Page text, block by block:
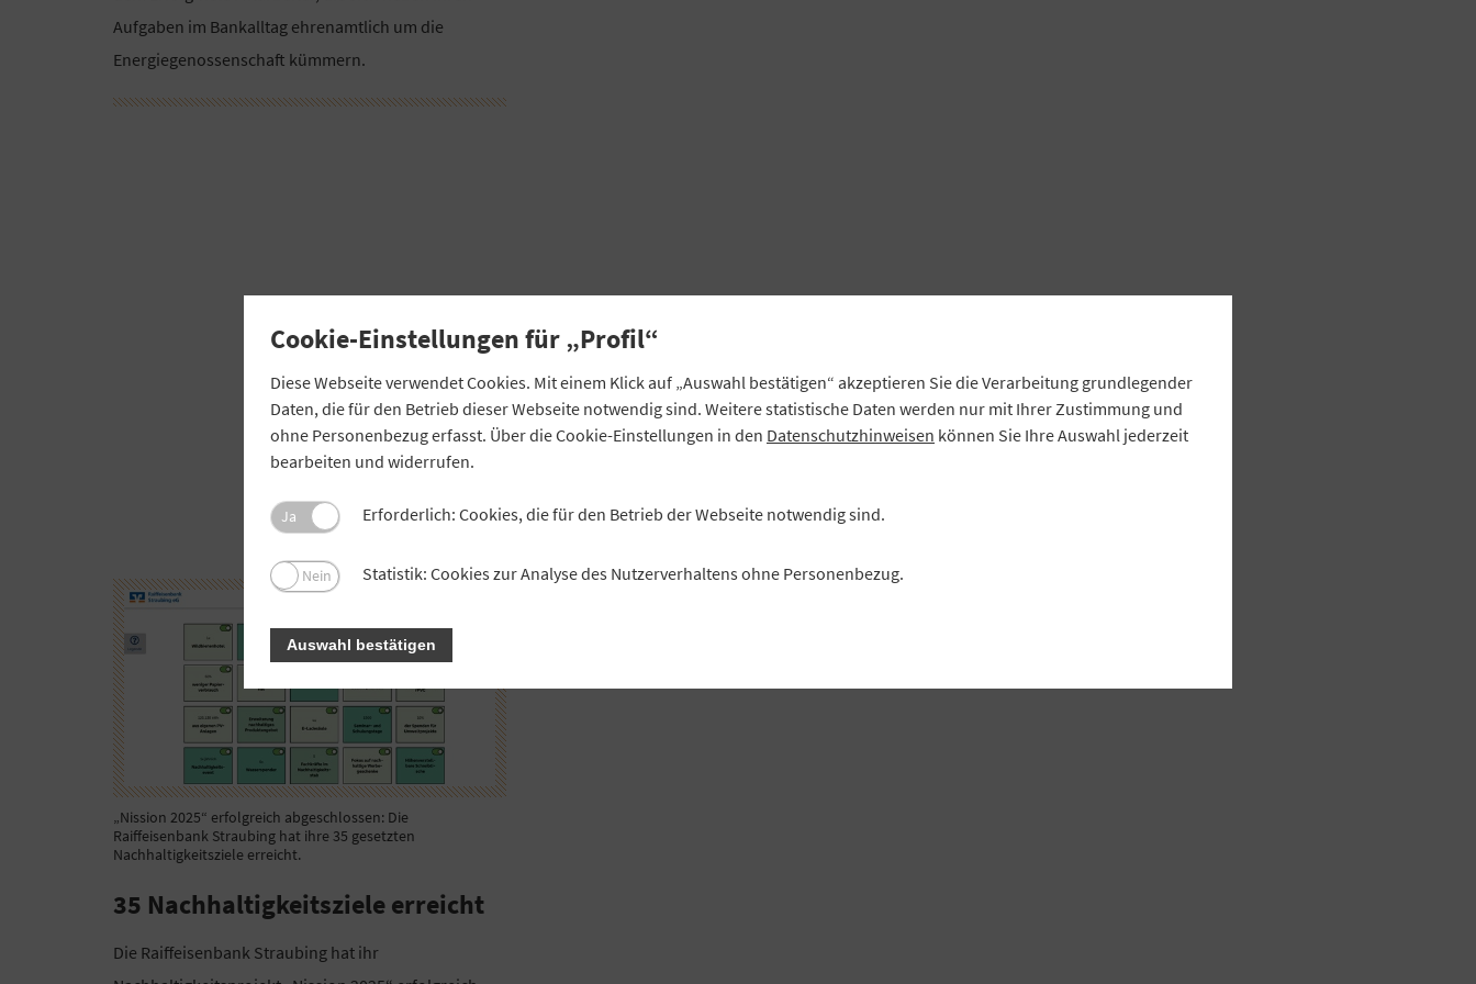
Aufgaben im Bankalltag ehrenamtlich um die
Energiegenossenschaft kümmern.
„Nission 2025“ erfolgreich abgeschlossen: Die
Raiffeisenbank Straubing hat ihre 35 gesetzten
Nachhaltigkeitsziele erreicht.
35 Nachhaltigkeitsziele erreicht
Die Raiffeisenbank Straubing hat ihr
Cookie-Einstellungen für „Profil“
Diese Webseite verwendet Cookies. Mit einem Klick auf „Auswahl bestätigen“ akzeptieren Sie die Verarbeitung grundlegender
Daten, die für den Betrieb dieser Webseite notwendig sind. Weitere statistische Daten werden nur mit Ihrer Zustimmung und
ohne Personenbezug erfasst. Über die Cookie-Einstellungen in den Datenschutzhinweisen können Sie Ihre Auswahl jederzeit
bearbeiten und widerrufen.
Ja Erforderlich: Cookies, die für den Betrieb der Webseite notwendig sind.
Nein Statistik: Cookies zur Analyse des Nutzerverhaltens ohne Personenbezug.
Auswahl bestätigen